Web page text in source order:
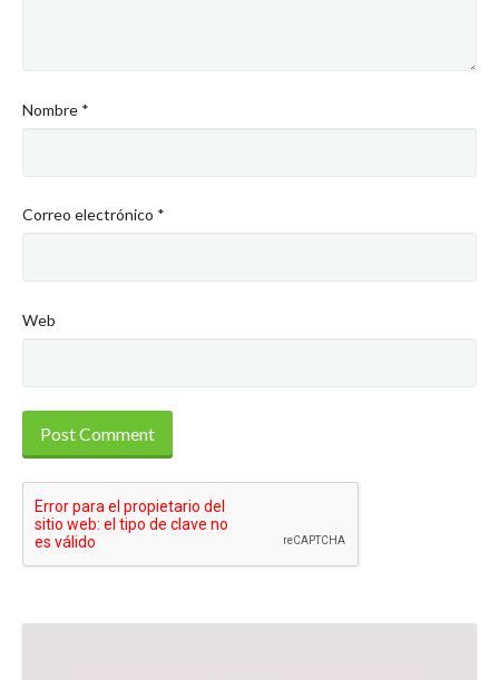
Nombre *
Correo electrónico *
Web